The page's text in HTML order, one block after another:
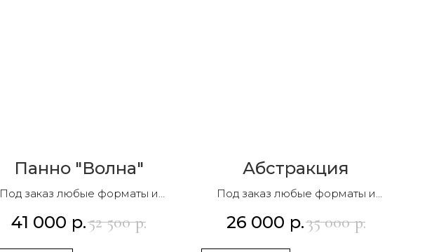
Панно "Волна"
Под заказ любые форматы и
41 000 р.52 500 р.
Абстракция
Под заказ любые форматы и
26 000 р.35 000 р.